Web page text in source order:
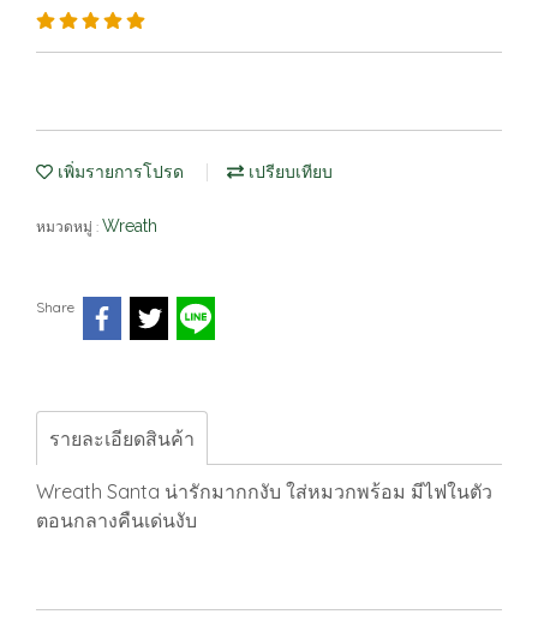
เพิ่มรายการโปรด เปรียบเทียบ
หมวดหมู่ : Wreath
Share
รายละเอียดสินค้า
Wreath Santa น่ารักมากกงับ ใส่หมวกพร้อม มีไฟในตัว
ตอนกลางคืนเด่นงับ